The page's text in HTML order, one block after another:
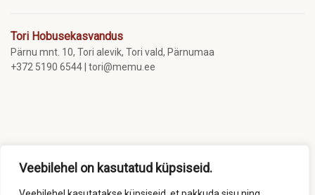
Veebilehel on kasutatud küpsiseid.
Tori Hobusekasvandus
Pärnu mnt. 10, Tori alevik, Tori vald, Pärnumaa
+372 5190 6544 | tori@memu.ee